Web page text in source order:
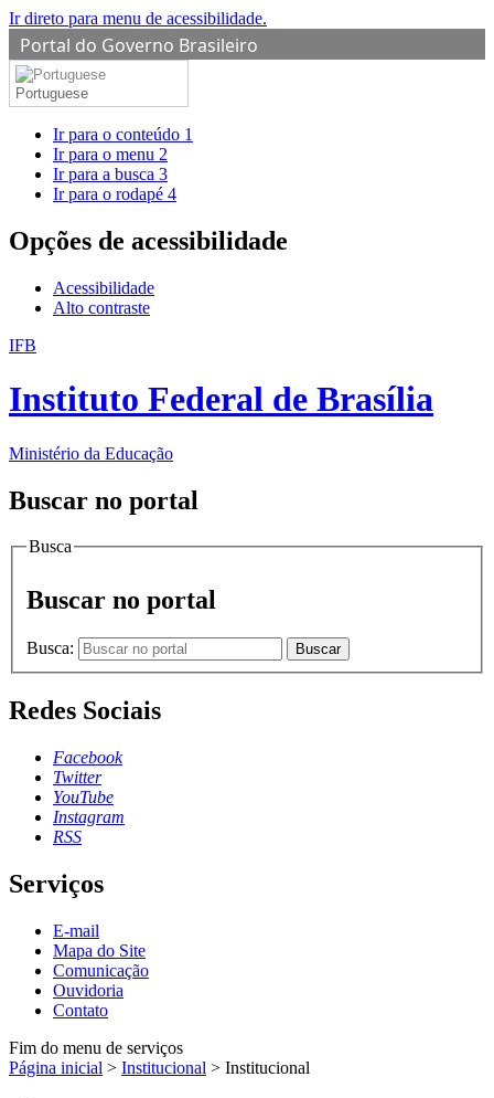
Ir direto para menu de acessibilidade.
Portal do Governo Brasileiro
Portuguese
Ir para o conteúdo 1
Ir para o menu 2
Ir para a busca 3
Ir para o rodapé 4
Opções de acessibilidade
Acessibilidade
Alto contraste
IFB
Instituto Federal de Brasília
Ministério da Educação
Buscar no portal
Busca
Buscar no portal
Busca: Buscar
Redes Sociais
Facebook
Twitter
YouTube
Instagram
RSS
Serviços
E-mail
Mapa do Site
Comunicação
Ouvidoria
Contato
Fim do menu de serviços
Página inicial > Institucional > Institucional